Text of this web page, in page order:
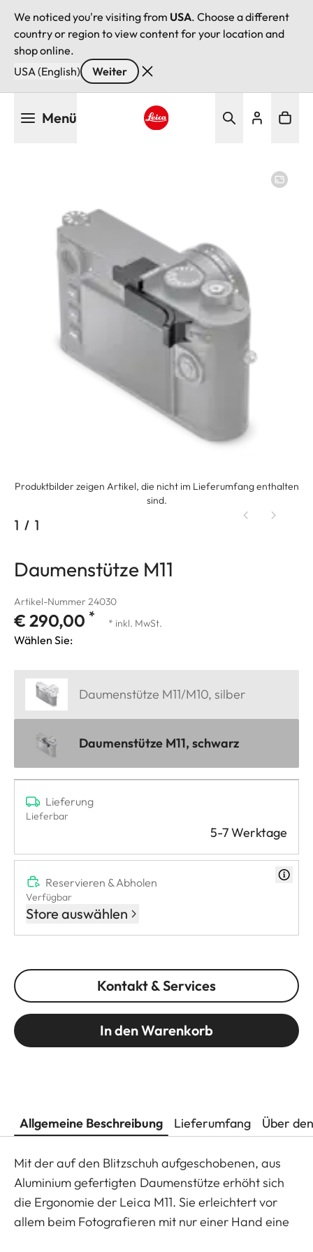
We noticed you're visiting from USA. Choose a different
country or region to view content for your location and
shop online.
USA (English)
Weiter
Menü
Produktbilder zeigen Artikel, die nicht im Lieferumfang enthalten
sind.
1 / 1
Daumenstütze M11
Artikel-Nummer 24030
€ 290,00 * * inkl. MwSt.
Wählen Sie:
Daumenstütze M11/M10, silber
Daumenstütze M11, schwarz
Lieferung
Lieferbar
5-7 Werktage
Reservieren & Abholen
Verfügbar
Store auswählen
Kontakt & Services
In den Warenkorb
Allgemeine Beschreibung Lieferumfang Über
Mit der auf den Blitzschuh aufgeschobenen, aus
Aluminium gefertigten Daumenstütze erhöht sich
die Ergonomie der Leica M11. Sie erleichtert vor
allem beim Fotografieren mit nur einer Hand eine